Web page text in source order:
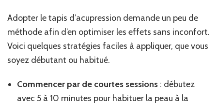
Adopter le tapis d’acupression demande un peu de
méthode afin d’en optimiser les effets sans inconfort.
Voici quelques stratégies faciles à appliquer, que vous
soyez débutant ou habitué.
Commencer par de courtes sessions : débutez
avec 5 à 10 minutes pour habituer la peau à la